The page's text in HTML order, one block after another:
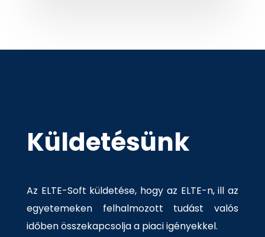
Küldetésünk
Az ELTE-Soft küldetése, hogy az ELTE-n, ill az
egyetemeken felhalmozott tudást valós
időben összekapcsolja a piaci igényekkel.